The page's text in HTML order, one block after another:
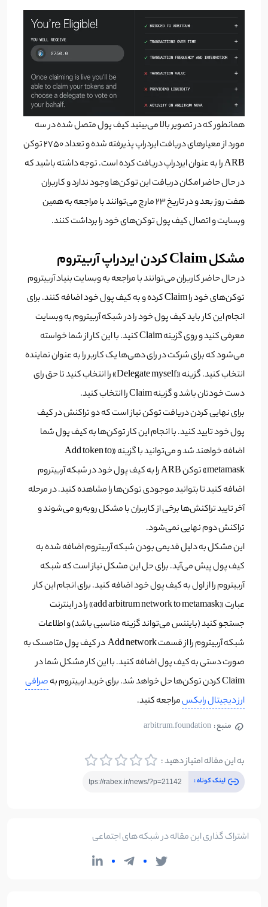
همانطور که در تصویر بالا می‌بینید کیف پول متصل شده در سه
مورد از معیارهای دریافت ایردراپ پذیرفته شده و تعداد 2750 توکن
ARB را به عنوان ایردراپ دریافت کرده است. توجه داشته باشید که
در حال حاضر امکان دریافت این توکن‌ها وجود ندارد و کاربران
هفت روز بعد و در تاریخ 23 مارچ می‌توانند با مراجعه به همین
وبسایت و اتصال کیف پول توکن‌های خود را برداشت کنند.
مشکل Claim کردن ایردراپ آربیتروم
در حال حاضر کاربران می‌توانند با مراجعه به وبسایت بنیاد آربیتروم
توکن‌های خود را Claim کرده و به کیف پول خود اضافه کنند. برای
انجام این کار باید کیف پول خود را در شبکه آربیتروم به وبسایت
معرفی کنید و روی گزینه Claim کنید. با این کار از شما خواسته
می‌شود که برای شرکت در رای دهی‌ها یک کاربر را به عنوان نماینده
انتخاب کنید. گزینه «Delegate myself» را انتخاب کنید تا حق رای
دست خودتان باشد و گزینه Claim را انتخاب کنید.
برای نهایی کردن دریافت توکن نیاز است که دو تراکنش در کیف
پول خود تایید کنید. با انجام این کار توکن‌ها به کیف پول شما
اضافه خواهند شد و می‌توانید با گزینه «Add token to
metamask» توکن ARB را به کیف پول خود در شبکه آربیتروم
اضافه کنید تا بتوانید موجودی توکن‌ها را مشاهده کنید. در مرحله
آخر تایید تراکنش‌ها برخی از کاربران با مشکل روبه‌رو می‌شوند و
تراکنش دوم نهایی نمی‌شود.
این مشکل به دلیل قدیمی بودن شبکه آربیتروم اضافه شده به
کیف پول پیش می‌آید. برای حل این مشکل نیاز است که شبکه
آربیتروم را از اول به کیف پول خود اضافه کنید. برای انجام این کار
عبارت «add arbitrum network to metamask» را در اینترنت
جستجو کنید (بایننس می‌تواند گزینه مناسبی باشد) و اطلاعات
شبکه آربیتروم را از قسمت Add network در کیف پول متامسک به
صورت دستی به کیف پول اضافه کنید. با این کار مشکل شما در
Claim کردن توکن‌ها حل خواهد شد.
برای خرید اربیتروم بهصرافی
ارز دیجیتال رابکسمراجعه کنید.
منبع : arbitrum.foundation
به این مقاله امتیاز دهید :
لینک کوتاه :
اشتراک گذاری این مقاله در شبکه های اجتماعی